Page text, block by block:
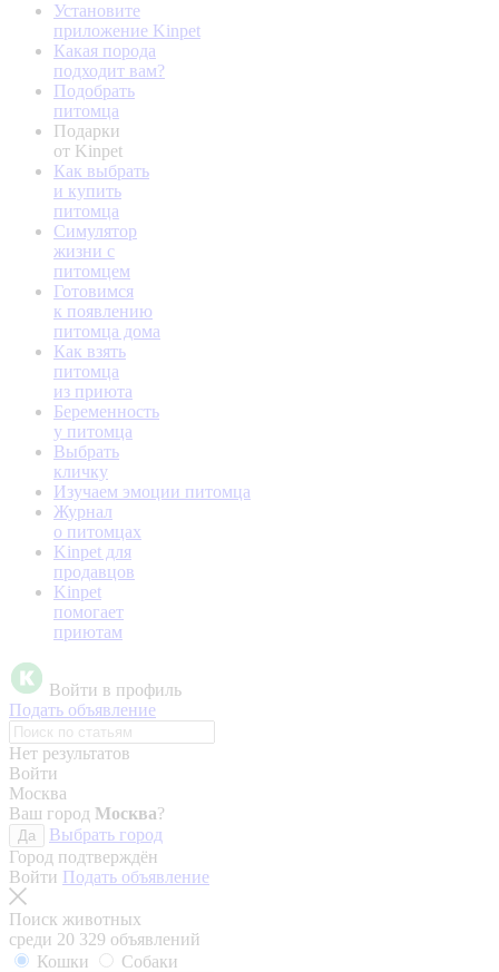
Установите
приложение Kinpet
Какая порода
подходит вам?
Подобрать
питомца
Подарки
от Kinpet
Как выбрать
и купить
питомца
Симулятор
жизни с
питомцем
Готовимся
к появлению
питомца дома
Как взять
питомца
из приюта
Беременность
у питомца
Выбрать
кличку
Изучаем эмоции питомца
Журнал
о питомцах
Kinpet для
продавцов
Kinpet
помогает
приютам
Войти в профиль
Подать объявление
Нет результатов
Войти
Москва
Ваш город Москва?
Да
Выбрать город
Город подтверждён
Войти Подать объявление
Поиск животных
среди 20 329 объявлений
Кошки
Собаки